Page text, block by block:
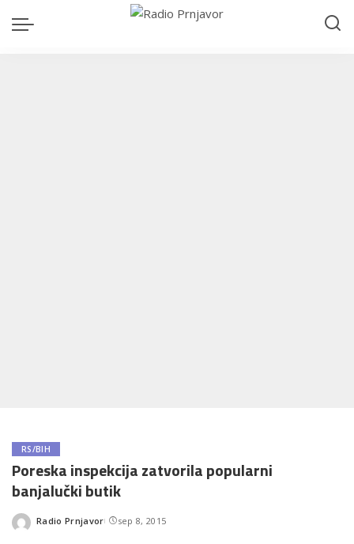
RS/BIH
Poreska inspekcija zatvorila popularni
banjalučki butik
Posted
Radio Prnjavor sep 8, 2015